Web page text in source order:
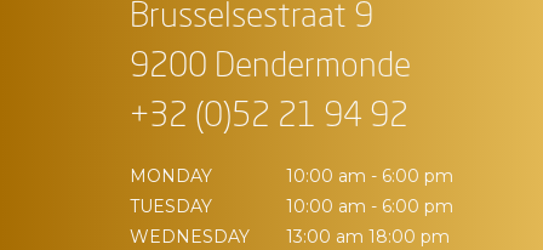
Brusselsestraat 9
9200 Dendermonde
+32 (0)52 21 94 92
MONDAY
10:00 am - 6:00 pm
TUESDAY
10:00 am - 6:00 pm
WEDNESDAY
13:00 am 18:00 pm